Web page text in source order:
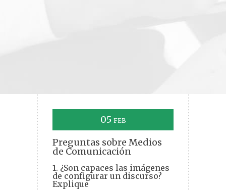
05 FEB
Preguntas sobre Medios
de Comunicación
1. ¿Son capaces las imágenes
de configurar un discurso?
Explique